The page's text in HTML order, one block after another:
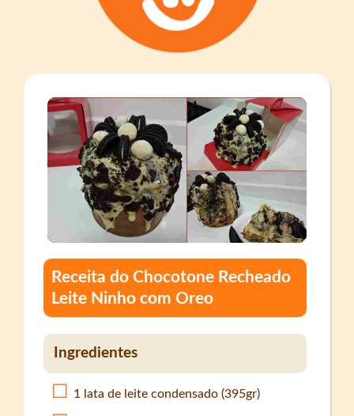
Receita do Chocotone Recheado
Leite Ninho com Oreo
Ingredientes
1 lata de leite condensado (395gr)